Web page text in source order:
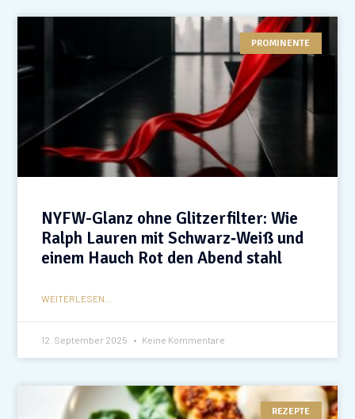
PROMINENTE
NYFW-Glanz ohne Glitzerfilter: Wie
Ralph Lauren mit Schwarz‑Weiß und
einem Hauch Rot den Abend stahl
WEITERLESEN...
12. September 2025 Keine Kommentare
REZEPTE